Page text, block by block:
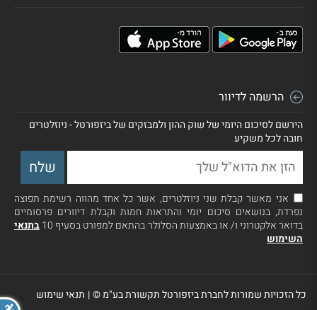
הרשמה לדיוור
הירשם לסיכום היומי של שוק ההון ולמבזקים של ביזפורטל - ניוזלטרים
חובה לכל משקיע
אני מאשר קבלת שני ניוזלטרים, אשר כל אחד מהווה רשימת תפוצה
נפרדת, בנושאים סיכום יומי והתראות חמות וקבלת דיוורים פרסומיים
בדואר אלקטרוני ו/ או באמצעות הסלולר בהתאם למפורט בסעיף 10
בתנאי
השימוש
כל הזכויות שמורות לחברת ביזפורטל תקשורת בע"מ ©| תנאי שימוש